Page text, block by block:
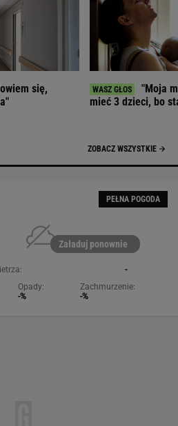
się,
"Moja
mieć 3 dzieci, bo
ZOBACZ WSZYSTKIE
PEŁNA POGODA
Załaduj ponownie
-
Opady:
-%
Zachmurzenie:
-%